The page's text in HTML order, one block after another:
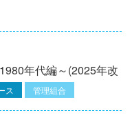
年代編～(2025年改
ス 管理組合